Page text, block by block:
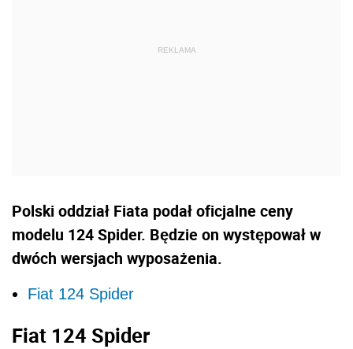
Polski oddział Fiata podał oficjalne ceny
modelu 124 Spider. Będzie on występował w
dwóch wersjach wyposażenia.
Fiat 124 Spider
Fiat 124 Spider